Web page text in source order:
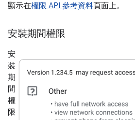
顯示在權限 API 參考資料頁面上。
安裝期間權限
安
裝
期
間
權
限